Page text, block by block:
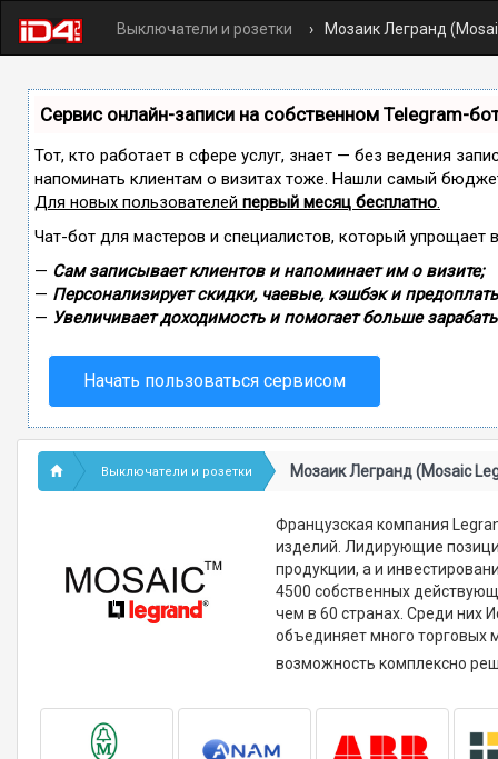
Выключатели и розетки Мозаик Легранд
Сервис онлайн-записи на собственном Telegram-
Тот, кто работает в сфере услуг, знает — без ведения
напоминать клиентам о визитах тоже. Нашли самый
Для новых пользователей первый месяц бесплатно.
Чат-бот для мастеров и специалистов, который упрощает
— Сам записывает клиентов и напоминает им о визите;
— Персонализирует скидки, чаевые, кэшбэк и
— Увеличивает доходимость и помогает больше
Начать пользоваться сервисом
Выключатели и розетки Мозаик Легранд (Mosaic
Французская компания
изделий. Лидирующие
продукции, а и
4500 собственных
чем в 60 странах. Среди них
объединяет много торговых
возможность комплексно